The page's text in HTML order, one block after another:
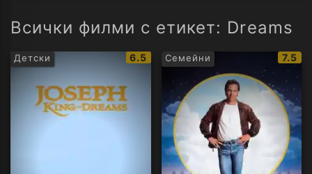
Всички филми с етикет: Dreams
Детски
IMDb
рейтинг:
6.5 Семейни
IMDb
7.5